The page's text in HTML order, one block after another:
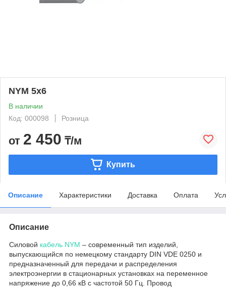
NYM 5х6
В наличии
Код: 000098
Розница
от 2 450 ₸/м
Купить
Описание Характеристики Доставка Оплата
Описание
Силовой кабель NYM – современный тип изделий,
выпускающийся по немецкому стандарту DIN VDE 0250 и
предназначенный для передачи и распределения
электроэнергии в стационарных установках на переменное
напряжение до 0,66 кВ с частотой 50 Гц. Провод